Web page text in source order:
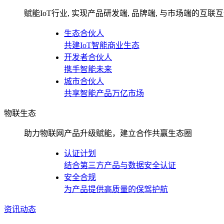
赋能IoT行业, 实现产品研发端, 品牌端, 与市场端的互联
生态合伙人
共建IoT智能商业生态
开发者合伙人
携手智能未来
城市合伙人
共享智能产品万亿市场
物联生态
助力物联网产品升级赋能，建立合作共赢生态圈
认证计划
结合第三方产品与数据安全认证
安全合规
为产品提供高质量的保驾护航
资讯动态